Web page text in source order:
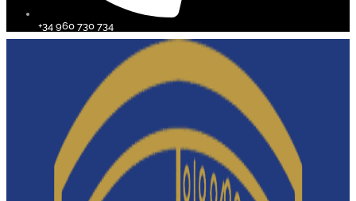
+34 960 730 734